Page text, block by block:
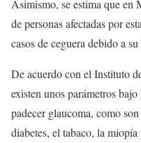
Asimismo, se estima que en
de personas afectadas por
casos de ceguera debido a
De acuerdo con el Instituto
existen unos parámetros
padecer glaucoma, como
diabetes, el tabaco, la